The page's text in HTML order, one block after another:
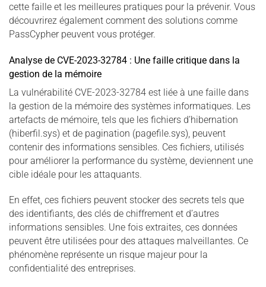
cette faille et les meilleures pratiques pour la prévenir. Vous
découvrirez également comment des solutions comme
PassCypher peuvent vous protéger.
Analyse de CVE-2023-32784 : Une faille critique dans la
gestion de la mémoire
La vulnérabilité CVE-2023-32784 est liée à une faille dans
la gestion de la mémoire des systèmes informatiques. Les
artefacts de mémoire, tels que les fichiers d’hibernation
(hiberfil.sys) et de pagination (pagefile.sys), peuvent
contenir des informations sensibles. Ces fichiers, utilisés
pour améliorer la performance du système, deviennent une
cible idéale pour les attaquants.
En effet, ces fichiers peuvent stocker des secrets tels que
des identifiants, des clés de chiffrement et d’autres
informations sensibles. Une fois extraites, ces données
peuvent être utilisées pour des attaques malveillantes. Ce
phénomène représente un risque majeur pour la
confidentialité des entreprises.